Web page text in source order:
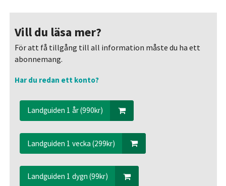
Vill du läsa mer?
För att få tillgång till all information måste du ha ett
abonnemang.
Har du redan ett konto?
Landguiden 1 år (990kr)
Landguiden 1 vecka (299kr)
Landguiden 1 dygn (99kr)